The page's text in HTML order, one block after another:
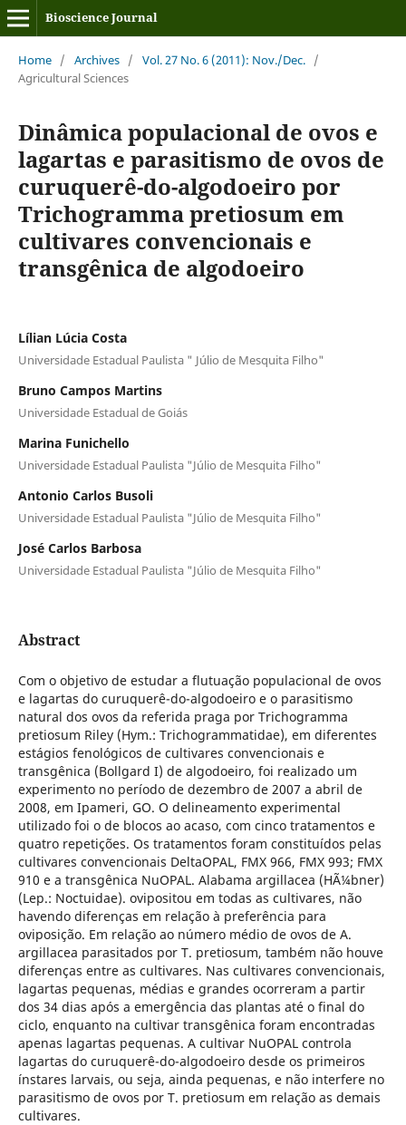
Bioscience Journal
Home / Archives / Vol. 27 No. 6 (2011): Nov./Dec. /
Agricultural Sciences
Dinâmica populacional de ovos e
lagartas e parasitismo de ovos de
curuquerê-do-algodoeiro por
Trichogramma pretiosum em
cultivares convencionais e
transgênica de algodoeiro
Lílian Lúcia Costa
Universidade Estadual Paulista " Júlio de Mesquita Filho"
Bruno Campos Martins
Universidade Estadual de Goiás
Marina Funichello
Universidade Estadual Paulista "Júlio de Mesquita Filho"
Antonio Carlos Busoli
Universidade Estadual Paulista "Júlio de Mesquita Filho"
José Carlos Barbosa
Universidade Estadual Paulista "Júlio de Mesquita Filho"
Abstract
Com o objetivo de estudar a flutuação populacional de ovos
e lagartas do curuquerê-do-algodoeiro e o parasitismo
natural dos ovos da referida praga por Trichogramma
pretiosum Riley (Hym.: Trichogrammatidae), em diferentes
estágios fenológicos de cultivares convencionais e
transgênica (Bollgard I) de algodoeiro, foi realizado um
experimento no período de dezembro de 2007 a abril de
2008, em Ipameri, GO. O delineamento experimental
utilizado foi o de blocos ao acaso, com cinco tratamentos e
quatro repetições. Os tratamentos foram constituídos pelas
cultivares convencionais DeltaOPAL, FMX 966, FMX 993; FMX
910 e a transgênica NuOPAL. Alabama argillacea (HÃ¼bner)
(Lep.: Noctuidae). ovipositou em todas as cultivares, não
havendo diferenças em relação à preferência para
oviposição. Em relação ao número médio de ovos de A.
argillacea parasitados por T. pretiosum, também não houve
diferenças entre as cultivares. Nas cultivares convencionais,
lagartas pequenas, médias e grandes ocorreram a partir
dos 34 dias após a emergência das plantas até o final do
ciclo, enquanto na cultivar transgênica foram encontradas
apenas lagartas pequenas. A cultivar NuOPAL controla
lagartas do curuquerê-do-algodoeiro desde os primeiros
ínstares larvais, ou seja, ainda pequenas, e não interfere no
parasitismo de ovos por T. pretiosum em relação as demais
cultivares.